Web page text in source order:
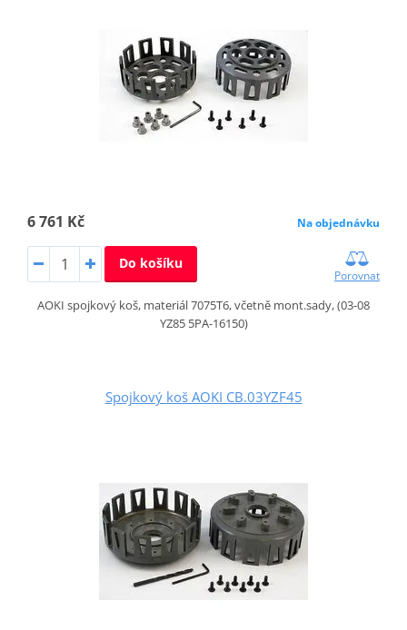
6 761 Kč Na objednávku
Do košíku
Porovnat
AOKI spojkový koš, materiál 7075T6, včetně mont.sady, (03-08
YZ85 5PA-16150)
Spojkový koš AOKI CB.03YZF45